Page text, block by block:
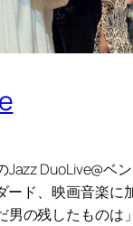
Jazz DuoLive@ベ
ード、映画音楽に
男の残したものは